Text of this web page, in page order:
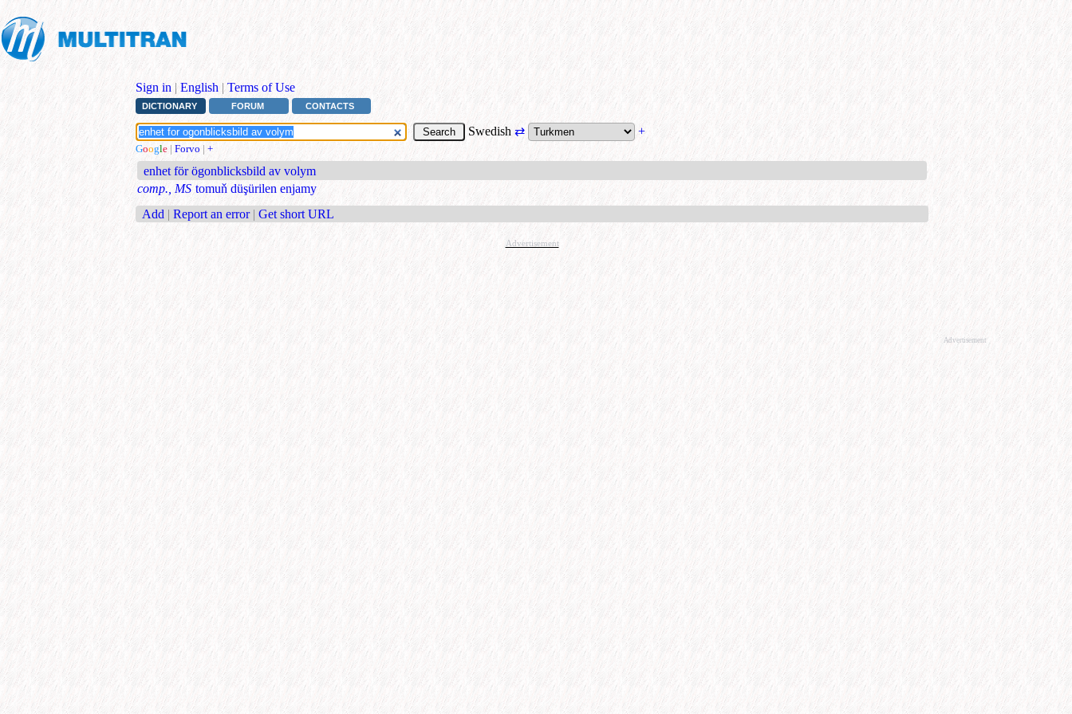
Sign in | English | Terms of Use
DICTIONARY FORUM CONTACTS
Swedish ⇄ +
Google | Forvo | +
enhet för ögonblicksbild av volym
comp., MS tomuň düşürilen enjamy
Add | Report an error | Get short URL
Advertisement
Advertisement